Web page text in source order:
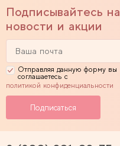
Подписывайтесь на
новости и акции
Отправляя данную форму вы
соглашаетесь с
политикой конфиденциальности